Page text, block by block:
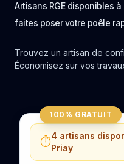
Artisans RGE disponibles
faites poser votre poêle
Trouvez un artisan de
Économisez sur vos
100% GRATUIT
⏱️4 artisans
Priay